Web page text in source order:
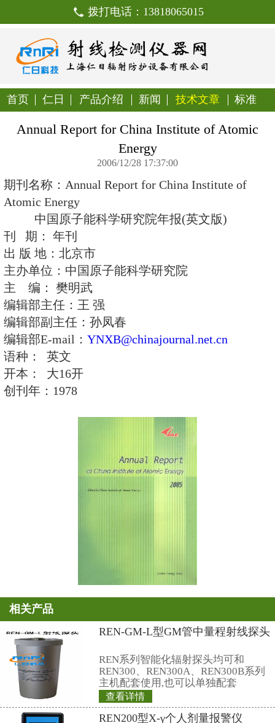
拨打电话：
仁日 产品介绍
Annual Report for China
Energy
期刊名称：Annual Report for China
Atomic Energy
中国原子能科学研究院年报(
刊 期： 年刊
出 版 地：北京市
主办单位：中国原子能科学研究院
编辑部副主任：孙凤春
编辑部E-mail：